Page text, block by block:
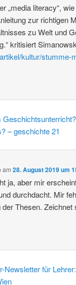
„media literacy“,
zur richtigen
zu Welt und
kritisiert
kultur/stumme-
– geschichte 21
am28. August 2019 um
ja, aber mir
durchdacht. Mir
Thesen.
Newsletter für